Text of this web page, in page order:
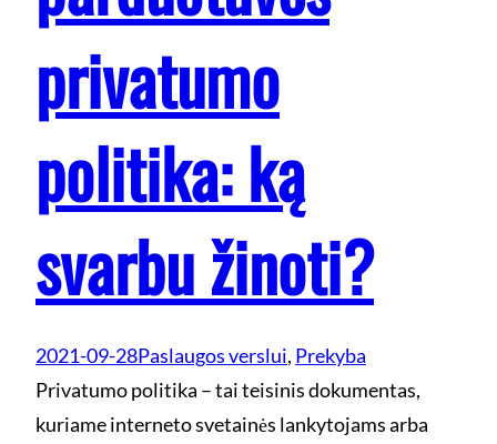
privatumo
politika: ką
svarbu žinoti?
2021-09-28Paslaugos verslui, Prekyba
Privatumo politika – tai teisinis dokumentas,
kuriame interneto svetainės lankytojams arba